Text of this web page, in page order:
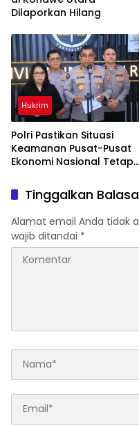
Dilaporkan Hilang
Hukrim
Polri Pastikan Situasi
Keamanan Pusat-Pusat
Ekonomi Nasional Tetap
Tinggalkan
Alamat email Anda tidak
wajib ditandai *